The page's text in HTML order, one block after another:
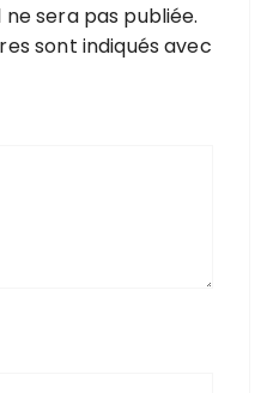
sera pas publiée.
sont indiqués avec